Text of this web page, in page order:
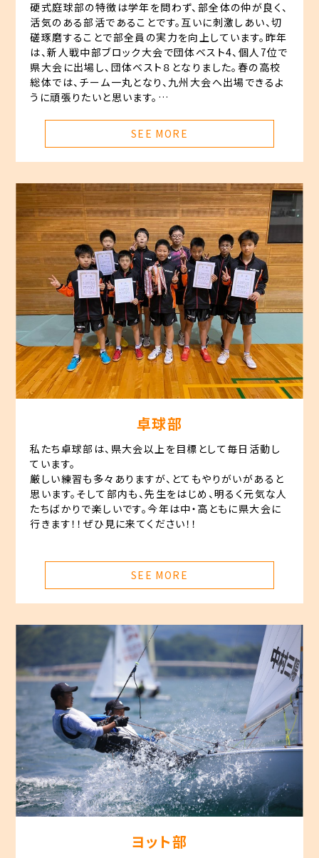
硬式庭球部の特徴は学年を問わず、部全体の仲が良く、
活気のある部活であることです。互いに刺激しあい、切
磋琢磨することで部全員の実力を向上しています。昨年
は、新人戦中部ブロック大会で団体ベスト4、個人7位で
県大会に出場し、団体ベスト８となりました。春の高校
総体では、チーム一丸となり、九州大会へ出場できるよ
うに頑張りたいと思います。
SEE MORE
卓球部
私たち卓球部は、県大会以上を目標として毎日活動し
ています。
厳しい練習も多々ありますが、とてもやりがいがあると
思います。そして部内も、先生をはじめ、明るく元気な人
たちばかりで楽しいです。今年は中・高ともに県大会に
行きます！！ぜひ見に来てください！！
SEE MORE
ヨット部